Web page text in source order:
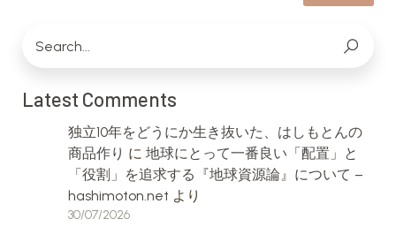
Latest Comments
独立10年をどうにか生き抜いた、はしもとんの
商品作り に 地球にとって一番良い「配置」と
「役割」を追求する『地球資源論』について –
hashimoton.net より
30/07/2026